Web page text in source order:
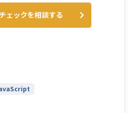
ェックを相談する